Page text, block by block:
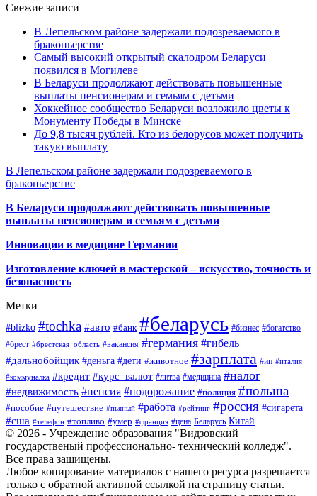
Свежие записи
В Лепельском районе задержали подозреваемого в
браконьерстве
Самый высокий открытый скалодром Беларуси
появился в Могилеве
В Беларуси продолжают действовать повышенные
выплаты пенсионерам и семьям с детьми
Хоккейное сообщество Беларуси возложило цветы к
Монументу Победы в Минске
До 9,8 тысяч рублей. Кто из белорусов может получить
такую выплату
В Лепельском районе задержали подозреваемого в
браконьерстве
В Беларуси продолжают действовать повышенные
выплаты пенсионерам и семьям с детьми
Инновации в медицине Германии
Изготовление ключей в мастерской – искусство, точность и
безопасность
Метки
#blizko #tochka #авто #банк #беларусь #бизнес #богатство
#брест #брестская_область #вакансия #германия #гибель
#дальнобойщик #деньга #дети #животное #зарплата #ип #италия
#коммуналка #кредит #курс_валют #литва #медицина #налог
#недвижимость #пенсия #подорожание #полиция #польша
#пособие #путешествие #пьяный #работа #рейтинг #россия #сигарета
#сша #телефон #топливо #умер #франция #цена Беларусь Китай
© 2026 - Учреждение образования "Видзовский
государственый профессионально- технический колледж".
Все права защищены.
Любое копирование материалов с нашего ресурса разрешается
только с обратной активной ссылкой на страницу статьи.